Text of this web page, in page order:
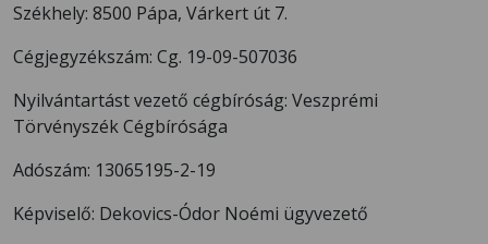
Székhely: 8500 Pápa, Várkert út 7.
Cégjegyzékszám: Cg. 19-09-507036
Nyilvántartást vezető cégbíróság: Veszprémi
Törvényszék Cégbírósága
Adószám: 13065195-2-19
Képviselő: Dekovics-Ódor Noémi ügyvezető